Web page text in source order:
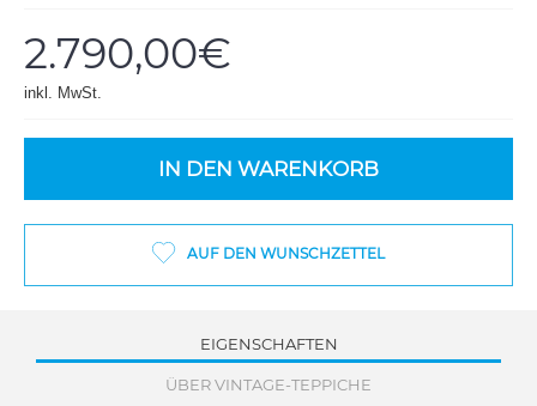
2.790,00€
inkl. MwSt.
IN DEN WARENKORB
AUF DEN WUNSCHZETTEL
EIGENSCHAFTEN
ÜBER VINTAGE-TEPPICHE